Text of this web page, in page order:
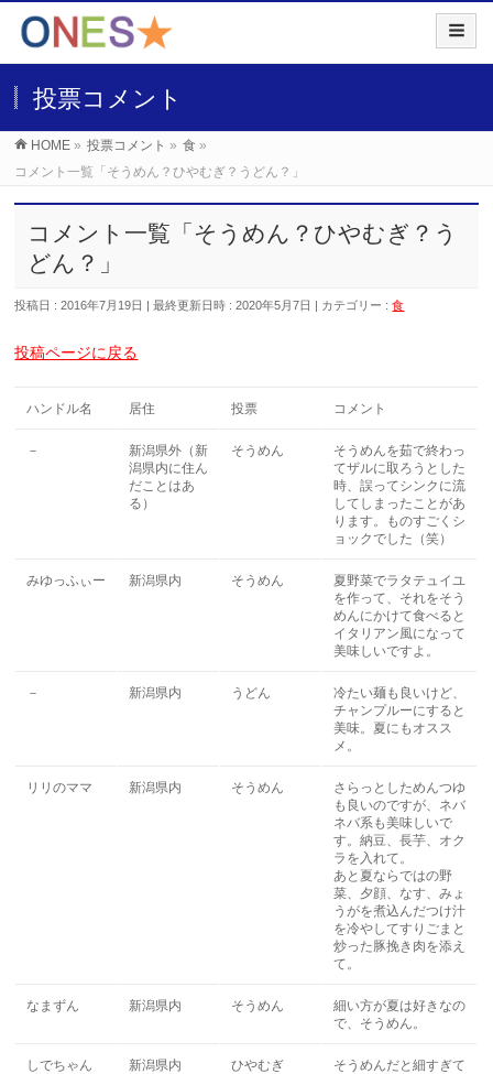
投票コメント
HOME » 投票コメント » 食 »
コメント一覧「そうめん？ひやむぎ？うどん？」
コメント一覧「そうめん？ひやむぎ？う
どん？」
投稿日 : 2016年7月19日 最終更新日時 : 2020年5月7日 カテゴリー :食
投稿ページに戻る
ハンドル名 居住 投票 コメント
－
新潟県外（新
潟県内に住ん
だことはあ
る）
そうめん
そうめんを茹で終わっ
てザルに取ろうとした
時、誤ってシンクに流
してしまったことがあ
ります。ものすごくシ
ョックでした（笑）
みゆっふぃー 新潟県内 そうめん
夏野菜でラタテュイユ
を作って、それをそう
めんにかけて食べると
イタリアン風になって
美味しいですよ。
－ 新潟県内 うどん
冷たい麺も良いけど、
チャンプルーにすると
美味。夏にもオスス
メ。
リリのママ 新潟県内 そうめん
さらっとしためんつゆ
も良いのですが、ネバ
ネバ系も美味しいで
す。納豆、長芋、オク
ラを入れて。
あと夏ならではの野
菜、夕顔、なす、みょ
うがを煮込んだつけ汁
を冷やしてすりごまと
炒った豚挽き肉を添え
て。
なまずん 新潟県内 そうめん
細い方が夏は好きなの
で、そうめん。
しでちゃん 新潟県内 ひやむぎ
そうめんだと細すぎて